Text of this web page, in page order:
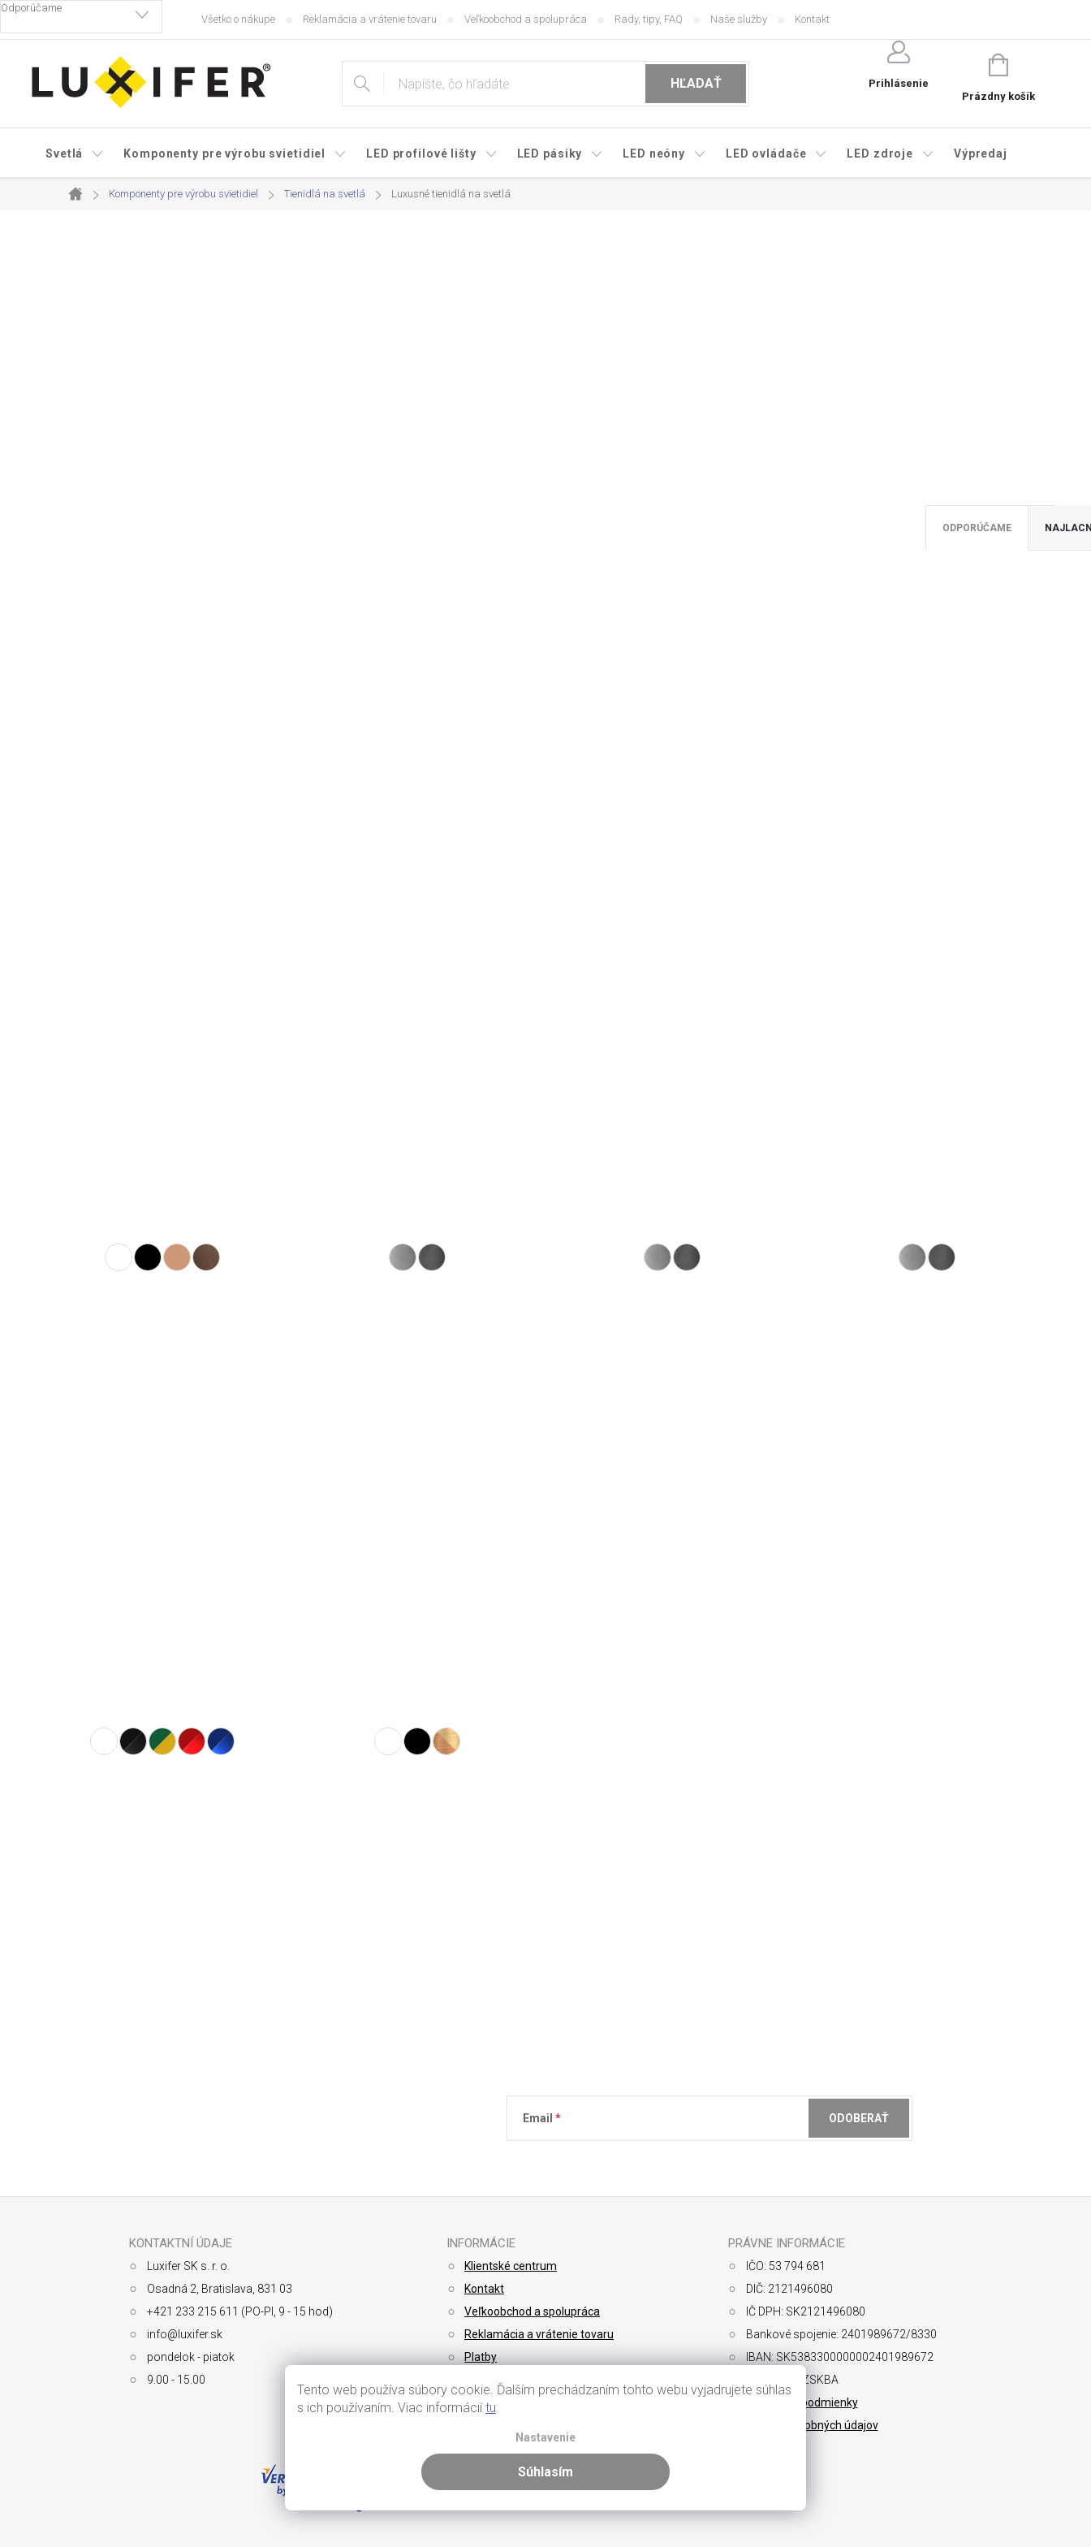
Tento web používa súbory cookie. Ďalším prechádzaním tohto webu vyjadrujete súhlas
s ich používaním. Viac informáciítu.
Nastavenie
Súhlasím
Prejsť
obsah
Všetko o nákupe Reklamácia a vrátenie tovaru Veľkoobchod a spolupráca Rady, tipy, FAQ Naše služby Kontakt
HĽADAŤ Prihlásenie
NÁKUPNÝ
KOŠÍK
Prázdny košík
Svetlá Komponenty pre výrobu svietidiel LED profilové lišty LED pásiky LED neóny LED ovládače LED zdroje Výpredaj
Domov
Komponenty pre výrobu svietidiel Tienidlá na svetlá Luxusné tienidlá na svetlá
ODPORÚČAME
Email ODOBERAŤ
KONTAKTNÍ ÚDAJE
Luxifer SK s. r. o.
Osadná 2, Bratislava, 831 03
+421 233 215 611 (PO-PI, 9 - 15 hod)
info@luxifer.sk
pondelok - piatok
9.00 - 15.00
INFORMÁCIE
Klientské centrum
Kontakt
Veľkoobchod a spolupráca
Reklamácia a vrátenie tovaru
Platby
Doprava
PRÁVNE INFORMÁCIE
IČO: 53 794 681
DIČ: 2121496080
IČ DPH: SK2121496080
Bankové spojenie: 2401989672/8330
IBAN: SK5383300000002401989672
SWIFT: FIOZSKBA
Obchodné podmienky
Ochrana osobných údajov